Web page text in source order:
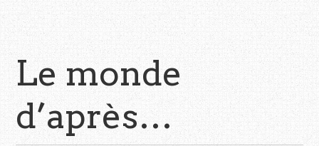
Le monde
d’après…